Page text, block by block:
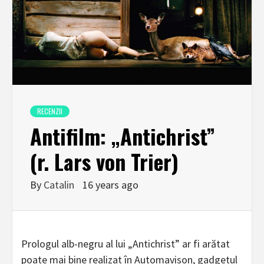
RECENZII
Antifilm: „Antichrist”
(r. Lars von Trier)
By Catalin 16 years ago
Prologul alb-negru al lui „Antichrist” ar fi arătat
poate mai bine realizat în Automavison, gadgetul